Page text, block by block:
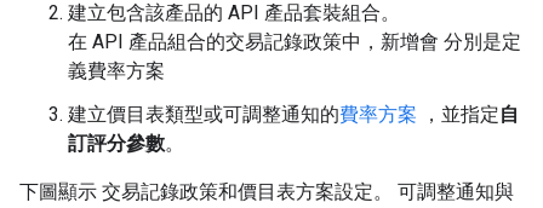
建立包含該產品的 API 產品套裝組合。
在 API 產品組合的交易記錄政策中，新增會 分別是定
義費率方案
建立價目表類型或可調整通知的費率方案 ，並指定自
訂評分參數。
下圖顯示 交易記錄政策和價目表方案設定。 可調整通知與